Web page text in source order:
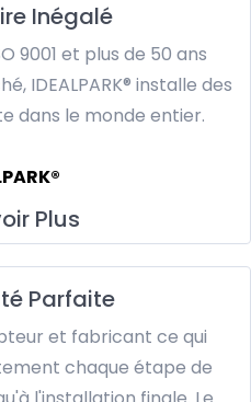
Inégalé
9001 et plus de 50 ans
IDEALPARK® installe des
dans le monde entier.
Plus
Parfaite
et fabricant ce qui
chaque étape de